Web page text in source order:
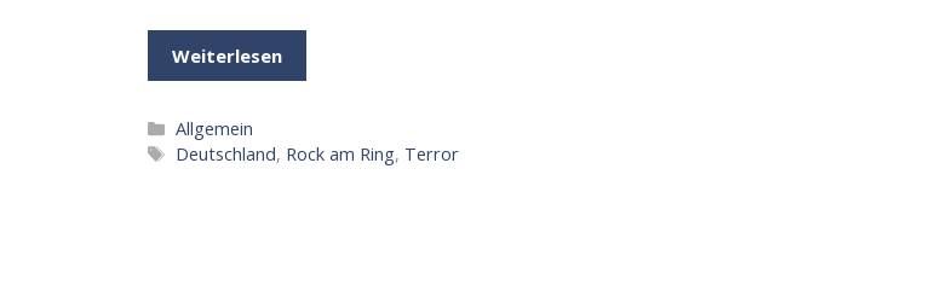
Weiterlesen
Kategorien
Allgemein
Schlagwörter
Deutschland, Rock am Ring, Terror